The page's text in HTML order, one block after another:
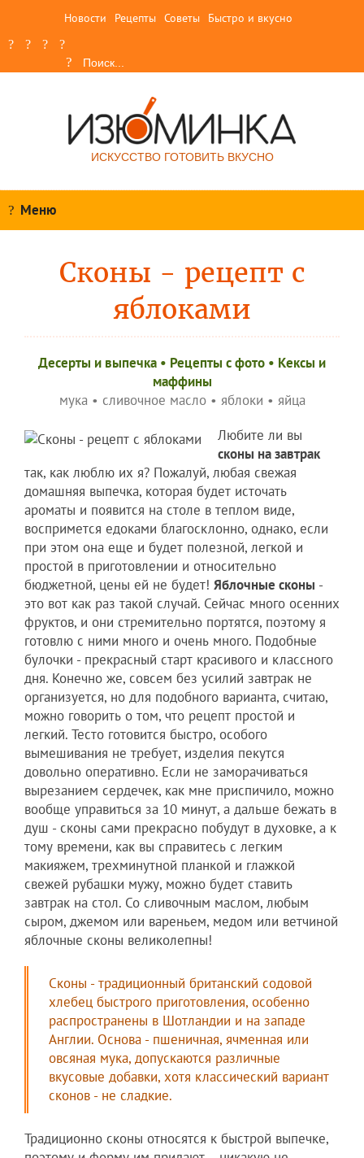
Новости Рецепты Советы Быстро и вкусно
ИСКУССТВО ГОТОВИТЬ ВКУСНО
Меню
Сконы - рецепт с
яблоками
Десерты и выпечка • Рецепты c фото • Кексы и
маффины
мука• сливочное масло• яблоки • яйца
Любите ли вы
сконы на завтрак
так, как люблю их я? Пожалуй, любая свежая
домашняя выпечка, которая будет источать
ароматы и появится на столе в теплом виде,
воспримется едоками благосклонно, однако, если
при этом она еще и будет полезной, легкой и
простой в приготовлении и относительно
бюджетной, цены ей не будет! Яблочные сконы -
это вот как раз такой случай. Сейчас много осенних
фруктов, и они стремительно портятся, поэтому я
готовлю с ними много и очень много. Подобные
булочки - прекрасный старт красивого и классного
дня. Конечно же, совсем без усилий завтрак не
организуется, но для подобного варианта, считаю,
можно говорить о том, что рецепт простой и
легкий. Тесто готовится быстро, особого
вымешивания не требует, изделия пекутся
довольно оперативно. Если не заморачиваться
вырезанием сердечек, как мне приспичило, можно
вообще управиться за 10 минут, а дальше бежать в
душ - сконы сами прекрасно побудут в духовке, а к
тому времени, как вы справитесь с легким
макияжем, трехминутной планкой и глажкой
свежей рубашки мужу, можно будет ставить
завтрак на стол. Со сливочным маслом, любым
сыром, джемом или вареньем, медом или ветчиной
яблочные сконы великолепны!
Сконы - традиционный британский содовой
хлебец быстрого приготовления, особенно
распространены в Шотландии и на западе
Англии. Основа - пшеничная, ячменная или
овсяная мука, допускаются различные
вкусовые добавки, хотя классический вариант
сконов - не сладкие.
Традиционно сконы относятся к быстрой выпечке,